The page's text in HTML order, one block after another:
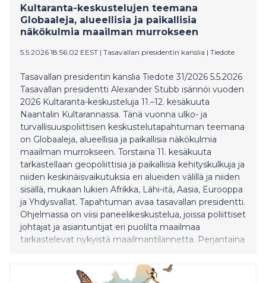
Kultaranta-keskustelujen teemana
Globaaleja, alueellisia ja paikallisia
näkökulmia maailman murrokseen
5.5.2026 18:56:02 EEST | Tasavallan presidentin kanslia | Tiedote
Tasavallan presidentin kanslia Tiedote 31/2026 5.5.2026
Tasavallan presidentti Alexander Stubb isännöi vuoden
2026 Kultaranta-keskusteluja 11.–12. kesäkuuta
Naantalin Kultarannassa. Tänä vuonna ulko- ja
turvallisuuspoliittisen keskustelutapahtuman teemana
on Globaaleja, alueellisia ja paikallisia näkökulmia
maailman murrokseen. Torstaina 11. kesäkuuta
tarkastellaan geopoliittisia ja paikallisia kehityskulkuja ja
niiden keskinäisvaikutuksia eri alueiden välillä ja niiden
sisällä, mukaan lukien Afrikka, Lähi-itä, Aasia, Eurooppa
ja Yhdysvallat. Tapahtuman avaa tasavallan presidentti.
Ohjelmassa on viisi paneelikeskustelua, joissa poliittiset
johtajat ja asiantuntijat eri puolilta maailmaa
tarkastelevat nykyistä maailmantilannetta. Perjantaina
Suomen näkökulmasta kolmessa
asiantuntijakeskustelussa, joissa teemoina ovat